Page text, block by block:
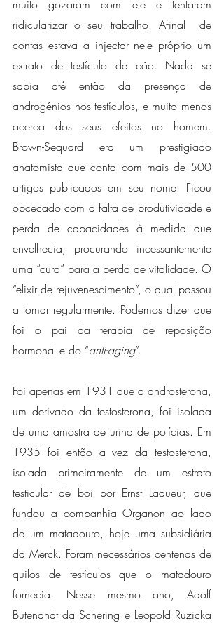
muito gozaram com ele e tentaram
ridicularizar o seu trabalho. Afinal  de
contas estava a injectar nele próprio um
extrato de testículo de cão. Nada se
sabia até então da presença de
androgénios nos testículos, e muito menos
acerca dos seus efeitos no homem.
Brown-Sequard era um prestigiado
anatomista que conta com mais de 500
artigos publicados em seu nome. Ficou
obcecado com a falta de produtividade e
perda de capacidades à medida que
envelhecia, procurando incessantemente
uma “cura” para a perda de vitalidade. O
“elixir de rejuvenescimento”, o qual passou
a tomar regularmente. Podemos dizer que
foi o pai da terapia de reposição
hormonal e do “anti-aging”.
Foi apenas em 1931 que a androsterona,
um derivado da testosterona, foi isolada
de uma amostra de urina de polícias. Em
1935 foi então a vez da testosterona,
isolada primeiramente de um estrato
testicular de boi por Ernst Laqueur, que
fundou a companhia Organon ao lado
de um matadouro, hoje uma subsidiária
da Merck. Foram necessários centenas de
quilos de testículos que o matadouro
fornecia. Nesse mesmo ano, Adolf
Butenandt da Schering e Leopold Ruzicka